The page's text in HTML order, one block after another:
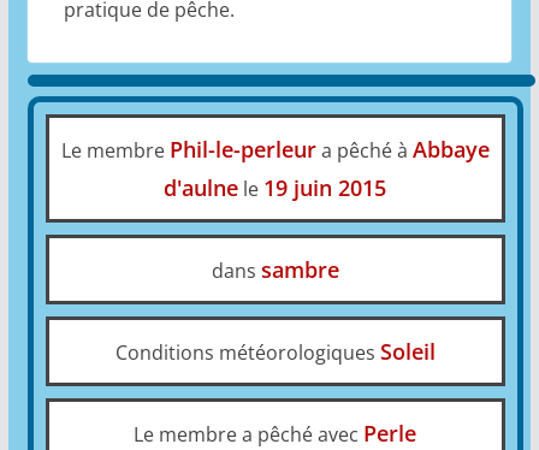
pratique de pêche.
Le membre Phil-le-perleura pêché à Abbaye
d'aulne le 19 juin 2015
dans sambre
Conditions météorologiques Soleil
Le membre a pêché avec Perle